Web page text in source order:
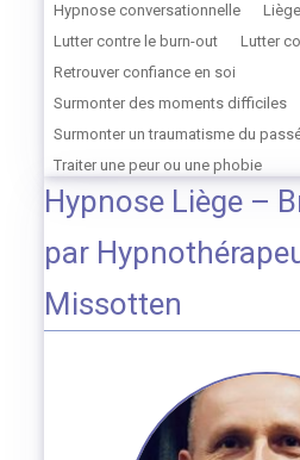
Hypnose conversationnelle
Liège
Lutter contre le burn-out
Lutter
Retrouver confiance en soi
Surmonter des moments difficiles
Surmonter un traumatisme du
Traiter une peur ou une phobie
Hypnose Liège –
par
Missotten